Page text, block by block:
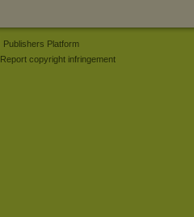
Publishers Platform
Report copyright infringement